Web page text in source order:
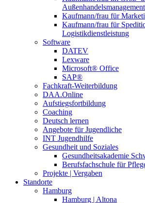
Außenhandelsmanagement
Kaufmann/frau für
Kaufmann/frau für
Logistikdienstleistung
Software
DATEV
Lexware
Microsoft® Office
SAP®
Fachkraft-Weiterbildung
DAA.Online
Aufstiegsfortbildung
Coaching
Deutsch lernen
Angebote für Jugendliche
INT Jugendhilfe
Gesundheit und Soziales
Gesundheitsakademie
Berufsfachschule für
Projekte | Vergaben
Standorte
Hamburg
Hamburg | Altona